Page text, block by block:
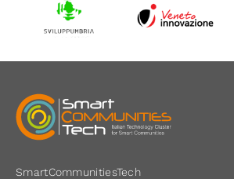
SmartCommunitiesTech